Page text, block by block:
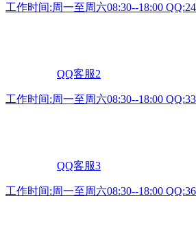
工作时间:周一至周六08:30--18:00
QQ客服2
工作时间:周一至周六08:30--18:00
QQ客服3
工作时间:周一至周六08:30--18:00